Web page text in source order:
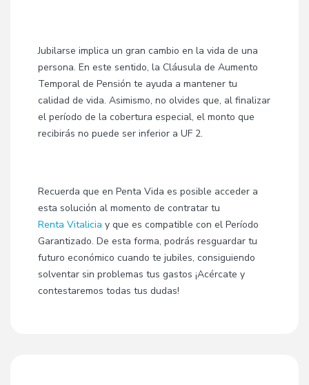
Jubilarse implica un gran cambio en la vida de una
persona. En este sentido, la Cláusula de Aumento
Temporal de Pensión te ayuda a mantener tu
calidad de vida. Asimismo, no olvides que, al finalizar
el período de la cobertura especial, el monto que
recibirás no puede ser inferior a UF 2.
Recuerda que en Penta Vida es posible acceder a
esta solución al momento de contratar tu
Renta Vitalicia y que es compatible con el Período
Garantizado. De esta forma, podrás resguardar tu
futuro económico cuando te jubiles, consiguiendo
solventar sin problemas tus gastos ¡Acércate y
contestaremos todas tus dudas!